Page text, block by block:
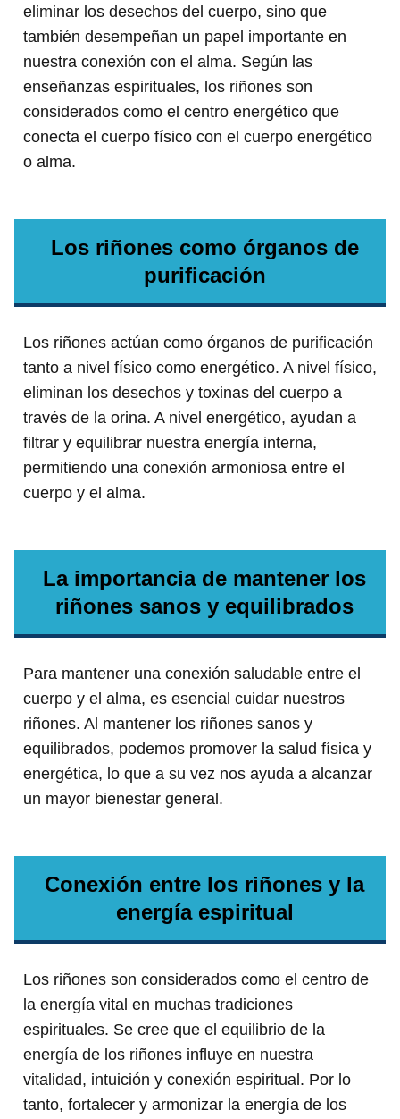
eliminar los desechos del cuerpo, sino que
también desempeñan un papel importante en
nuestra conexión con el alma. Según las
enseñanzas espirituales, los riñones son
considerados como el centro energético que
conecta el cuerpo físico con el cuerpo energético
o alma.
Los riñones como órganos de
purificación
Los riñones actúan como órganos de purificación
tanto a nivel físico como energético. A nivel físico,
eliminan los desechos y toxinas del cuerpo a
través de la orina. A nivel energético, ayudan a
filtrar y equilibrar nuestra energía interna,
permitiendo una conexión armoniosa entre el
cuerpo y el alma.
La importancia de mantener los
riñones sanos y equilibrados
Para mantener una conexión saludable entre el
cuerpo y el alma, es esencial cuidar nuestros
riñones. Al mantener los riñones sanos y
equilibrados, podemos promover la salud física y
energética, lo que a su vez nos ayuda a alcanzar
un mayor bienestar general.
Conexión entre los riñones y la
energía espiritual
Los riñones son considerados como el centro de
la energía vital en muchas tradiciones
espirituales. Se cree que el equilibrio de la
energía de los riñones influye en nuestra
vitalidad, intuición y conexión espiritual. Por lo
tanto, fortalecer y armonizar la energía de los